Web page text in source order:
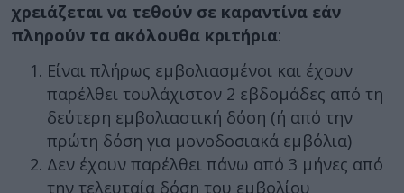
χρειάζεται να τεθούν σε καραντίνα εάν
πληρούν τα ακόλουθα κριτήρια:
Είναι πλήρως εμβολιασμένοι και έχουν
παρέλθει τουλάχιστον 2 εβδομάδες από τη
δεύτερη εμβολιαστική δόση (ή από την
πρώτη δόση για μονοδοσιακά εμβόλια)
Δεν έχουν παρέλθει πάνω από 3 μήνες από
την τελευταία δόση του εμβολίου